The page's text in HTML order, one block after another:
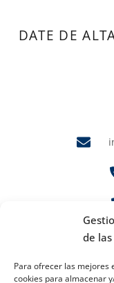
de
Para ofrecer las mejores
cookies para almacenar
DATE DE